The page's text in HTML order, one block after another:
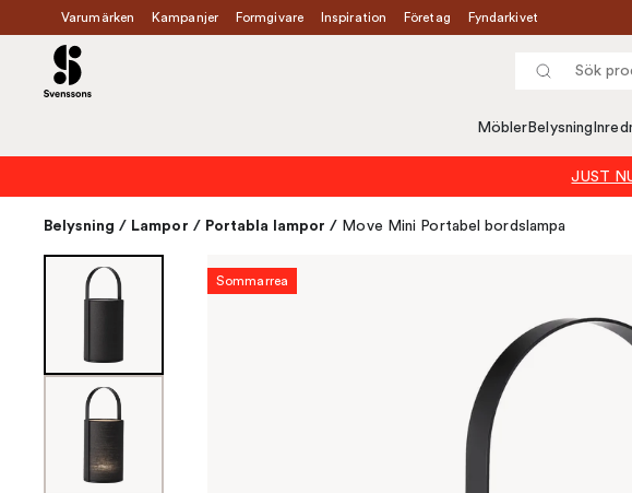
Varumärken Kampanjer Formgivare Inspiration Företag Fyndarkivet
Möbler Belysning
JUST
Belysning / Lampor / Portabla lampor / Move Mini Portabel bordslampa
Sommarrea